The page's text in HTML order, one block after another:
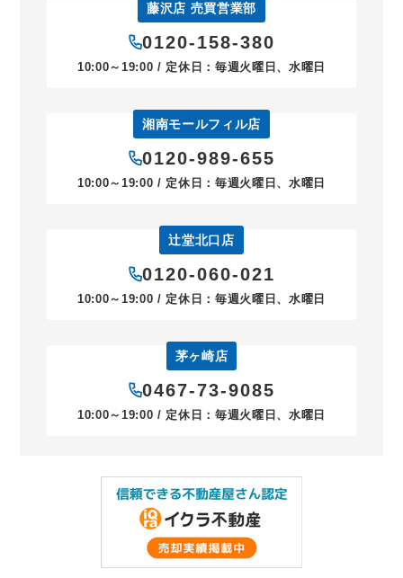
藤沢店 売買営業部
0120-158-380
10:00～19:00 / 定休日：毎週火曜日、水曜日
湘南モールフィル店
0120-989-655
10:00～19:00 / 定休日：毎週火曜日、水曜日
辻堂北口店
0120-060-021
10:00～19:00 / 定休日：毎週火曜日、水曜日
茅ヶ崎店
0467-73-9085
10:00～19:00 / 定休日：毎週火曜日、水曜日